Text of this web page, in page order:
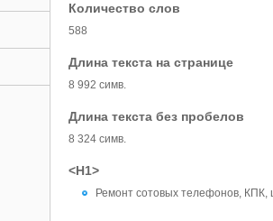
Количество слов
588
Длина текста на странице
8 992 симв.
Длина текста без пробелов
8 324 симв.
<H1>
Ремонт сотовых телефонов,